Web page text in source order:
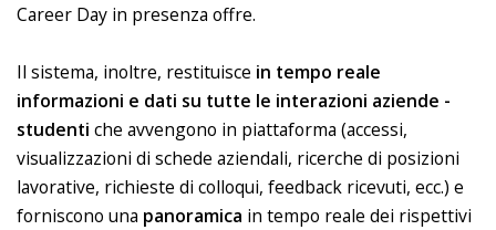
Career Day in presenza offre.
Il sistema, inoltre, restituisce in tempo reale
informazioni e dati su tutte le interazioni aziende -
studenti che avvengono in piattaforma (accessi,
visualizzazioni di schede aziendali, ricerche di posizioni
lavorative, richieste di colloqui, feedback ricevuti, ecc.) e
forniscono una panoramica in tempo reale dei rispettivi